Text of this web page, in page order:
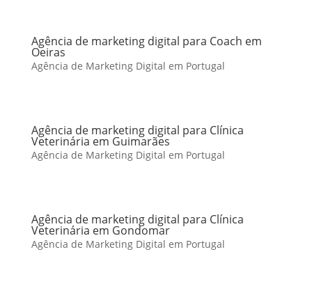
Agência de marketing digital para Coach em
Oeiras
Agência de Marketing Digital em Portugal
Agência de marketing digital para Clínica
Veterinária em Guimarães
Agência de Marketing Digital em Portugal
Agência de marketing digital para Clínica
Veterinária em Gondomar
Agência de Marketing Digital em Portugal